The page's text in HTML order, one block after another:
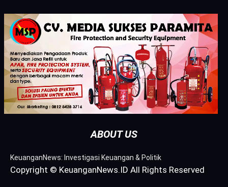
ABOUT US
KeuanganNews: Investigasi Keuangan & Politik
Copyright © KeuanganNews.ID All Rights Reserved